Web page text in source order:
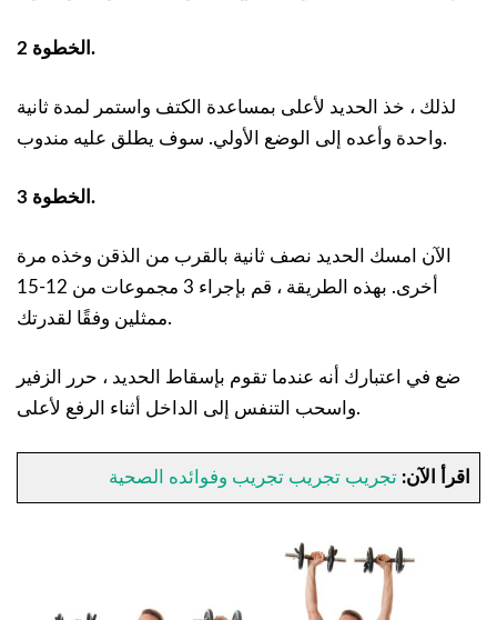
الخطوة 2.
لذلك ، خذ الحديد لأعلى بمساعدة الكتف واستمر لمدة ثانية
واحدة وأعده إلى الوضع الأولي. سوف يطلق عليه مندوب.
الخطوة 3.
الآن امسك الحديد نصف ثانية بالقرب من الذقن وخذه مرة
أخرى. بهذه الطريقة ، قم بإجراء 3 مجموعات من 12-15
ممثلين وفقًا لقدرتك.
ضع في اعتبارك أنه عندما تقوم بإسقاط الحديد ، حرر الزفير
واسحب التنفس إلى الداخل أثناء الرفع لأعلى.
اقرأ الآن: تجريب تجريب تجريب وفوائده الصحية